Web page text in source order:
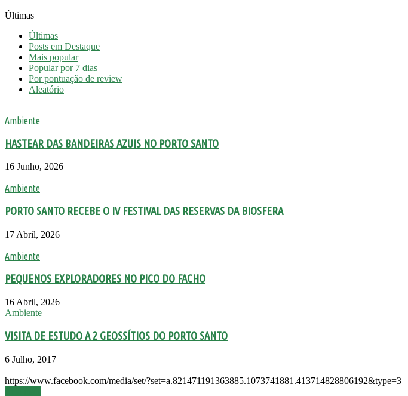
Últimas
Últimas
Posts em Destaque
Mais popular
Popular por 7 dias
Por pontuação de review
Aleatório
Ambiente
HASTEAR DAS BANDEIRAS AZUIS NO PORTO SANTO
16 Junho, 2026
Ambiente
PORTO SANTO RECEBE O IV FESTIVAL DAS RESERVAS DA BIOSFERA
17 Abril, 2026
Ambiente
PEQUENOS EXPLORADORES NO PICO DO FACHO
16 Abril, 2026
Ambiente
VISITA DE ESTUDO A 2 GEOSSÍTIOS DO PORTO SANTO
6 Julho, 2017
https://www.facebook.com/media/set/?set=a.821471191363885.1073741881.413714828806192&type=3